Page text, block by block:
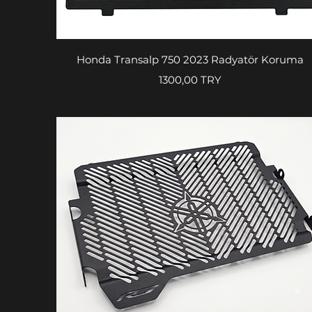
Vista rapida
Honda Transalp 750 2023 Radyatör Koruma
Prezzo
1300,00 TRY